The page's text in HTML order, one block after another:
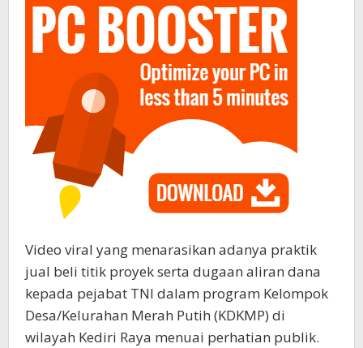
Video viral yang menarasikan adanya praktik
jual beli titik proyek serta dugaan aliran dana
kepada pejabat TNI dalam program Kelompok
Desa/Kelurahan Merah Putih (KDKMP) di
wilayah Kediri Raya menuai perhatian publik.